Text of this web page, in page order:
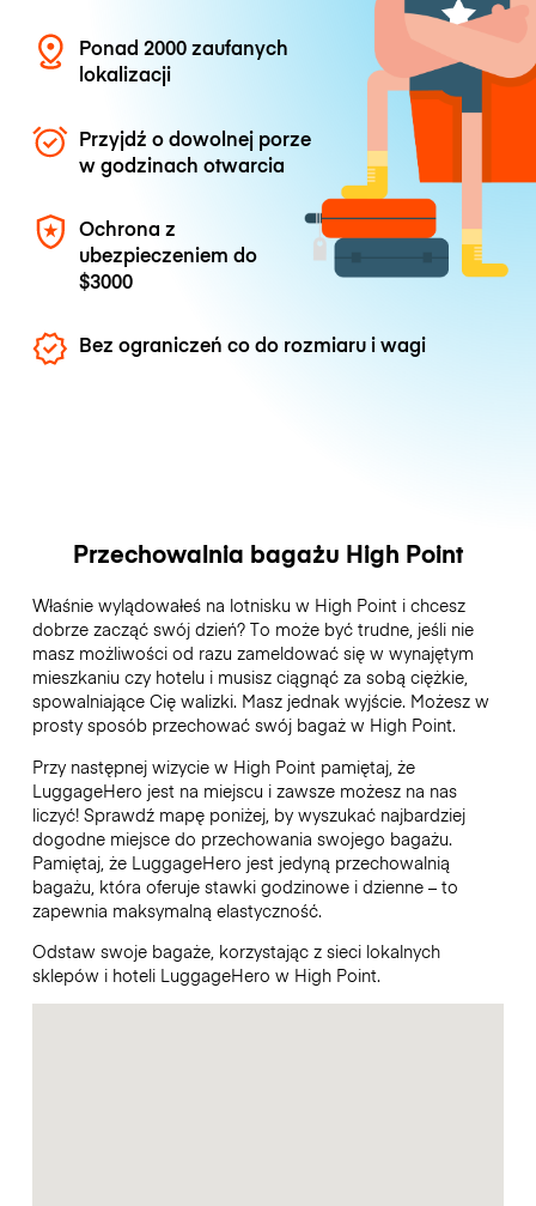
Ponad 2000 zaufanych
lokalizacji
Przyjdź o dowolnej porze
w godzinach otwarcia
Ochrona z
ubezpieczeniem do
$3000
Bez ograniczeń co do rozmiaru i wagi
Przechowalnia bagażu High Point
Właśnie wylądowałeś na lotnisku w High Point i chcesz
dobrze zacząć swój dzień? To może być trudne, jeśli nie
masz możliwości od razu zameldować się w wynajętym
mieszkaniu czy hotelu i musisz ciągnąć za sobą ciężkie,
spowalniające Cię walizki. Masz jednak wyjście. Możesz w
prosty sposób przechować swój bagaż w High Point.
Przy następnej wizycie w High Point pamiętaj, że
LuggageHero jest na miejscu i zawsze możesz na nas
liczyć! Sprawdź mapę poniżej, by wyszukać najbardziej
dogodne miejsce do przechowania swojego bagażu.
Pamiętaj, że LuggageHero jest jedyną przechowalnią
bagażu, która oferuje stawki godzinowe i dzienne – to
zapewnia maksymalną elastyczność.
Odstaw swoje bagaże, korzystając z sieci lokalnych
sklepów i hoteli LuggageHero w High Point.